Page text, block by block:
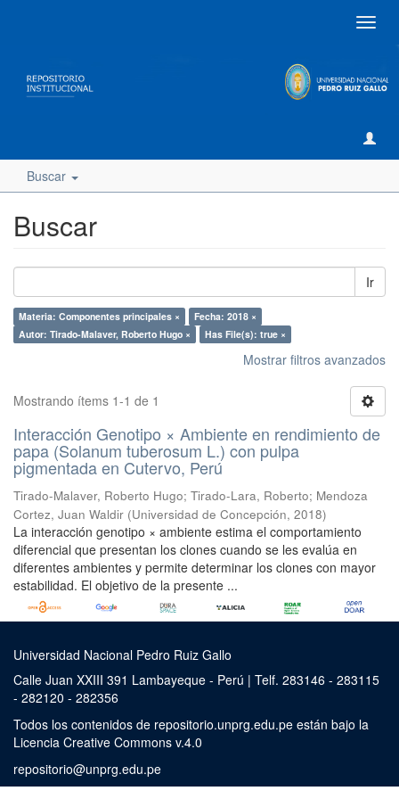
Buscar
Buscar
Ir
Materia: Componentes principales ×
Fecha: 2018 ×
Autor: Tirado-Malaver, Roberto Hugo ×
Has File(s): true ×
Mostrar filtros avanzados
Mostrando ítems 1-1 de 1
Interacción Genotipo × Ambiente en rendimiento de
papa (Solanum tuberosum L.) con pulpa
pigmentada en Cutervo, Perú
Tirado-Malaver, Roberto Hugo; Tirado-Lara, Roberto; Mendoza
Cortez, Juan Waldir (Universidad de Concepción, 2018)
La interacción genotipo × ambiente estima el comportamiento
diferencial que presentan los clones cuando se les evalúa en
diferentes ambientes y permite determinar los clones con mayor
estabilidad. El objetivo de la presente ...
Universidad Nacional Pedro Ruiz Gallo
Calle Juan XXIII 391 Lambayeque - Perú | Telf. 283146 - 283115
- 282120 - 282356
Todos los contenidos de repositorio.unprg.edu.pe están bajo la
Licencia Creative Commons v.4.0
repositorio@unprg.edu.pe